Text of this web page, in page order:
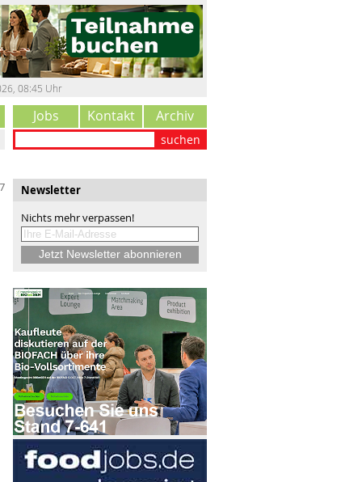
08:45 Uhr
Jobs Kontakt Archiv
suchen
Newsletter
Nichts mehr verpassen!